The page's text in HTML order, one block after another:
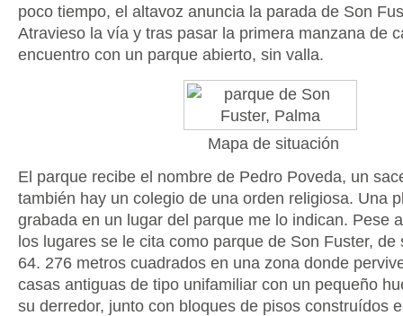
poco tiempo, el altavoz anuncia la parada de Son
Atravieso la vía y tras pasar la primera manzana de
encuentro con un parque abierto, sin valla.
Mapa de situación
El parque recibe el nombre de Pedro Poveda, un
también hay un colegio de una orden religiosa. Una
grabada en un lugar del parque me lo indican. Pese
los lugares se le cita como parque de Son Fuster, de
64. 276 metros cuadrados en una zona donde
casas antiguas de tipo unifamiliar con un pequeño
su derredor, junto con bloques de pisos construídos